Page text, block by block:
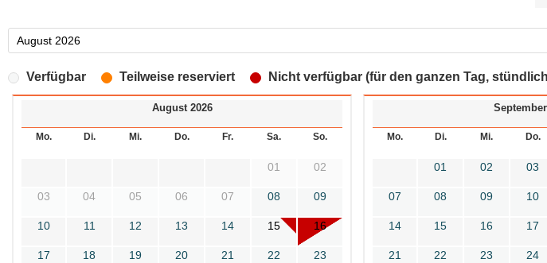
Verfügbar Teilweise reserviert Nicht verfügbar (für den ganzen Tag,
August 2026
Mo. Di. Mi. Do. Fr. Sa. So.
01 02
03 04 05 06 07 08 09
10 11 12 13 14 15 16
17 18 19 20 21 22 23
Mo. Di. Mi. Do.
01 02 03
07 08 09 10
14 15 16 17
21 22 23 24